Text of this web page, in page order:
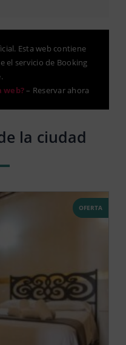
Esta web contiene
el servicio de Booking
web?– Reservar ahora
la ciudad
OFERTA